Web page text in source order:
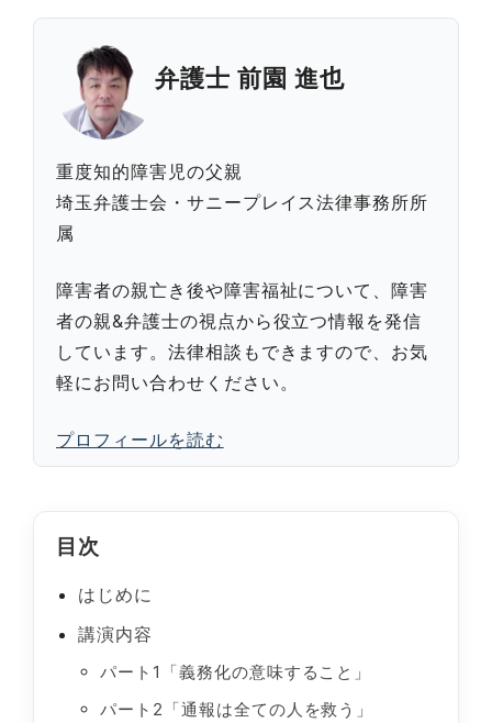
弁護士 前園 進也
重度知的障害児の父親
埼玉弁護士会・サニープレイス法律事務所所
属
障害者の親亡き後や障害福祉について、障害
者の親&弁護士の視点から役立つ情報を発信
しています。法律相談もできますので、お気
軽にお問い合わせください。
プロフィールを読む
目次
はじめに
講演内容
パート1「義務化の意味すること」
パート2「通報は全ての人を救う」